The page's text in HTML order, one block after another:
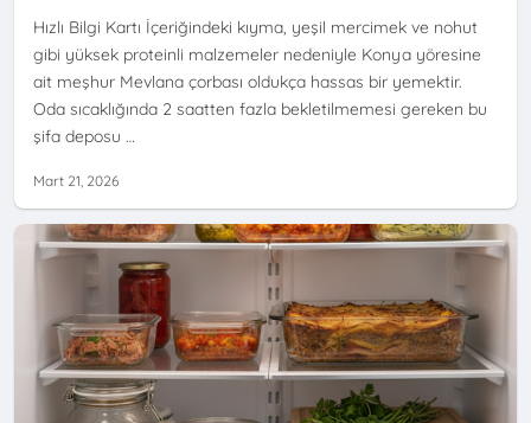
Hızlı Bilgi Kartı İçeriğindeki kıyma, yeşil mercimek ve nohut
gibi yüksek proteinli malzemeler nedeniyle Konya yöresine
ait meşhur Mevlana çorbası oldukça hassas bir yemektir.
Oda sıcaklığında 2 saatten fazla bekletilmemesi gereken bu
şifa deposu …
Mart 21, 2026